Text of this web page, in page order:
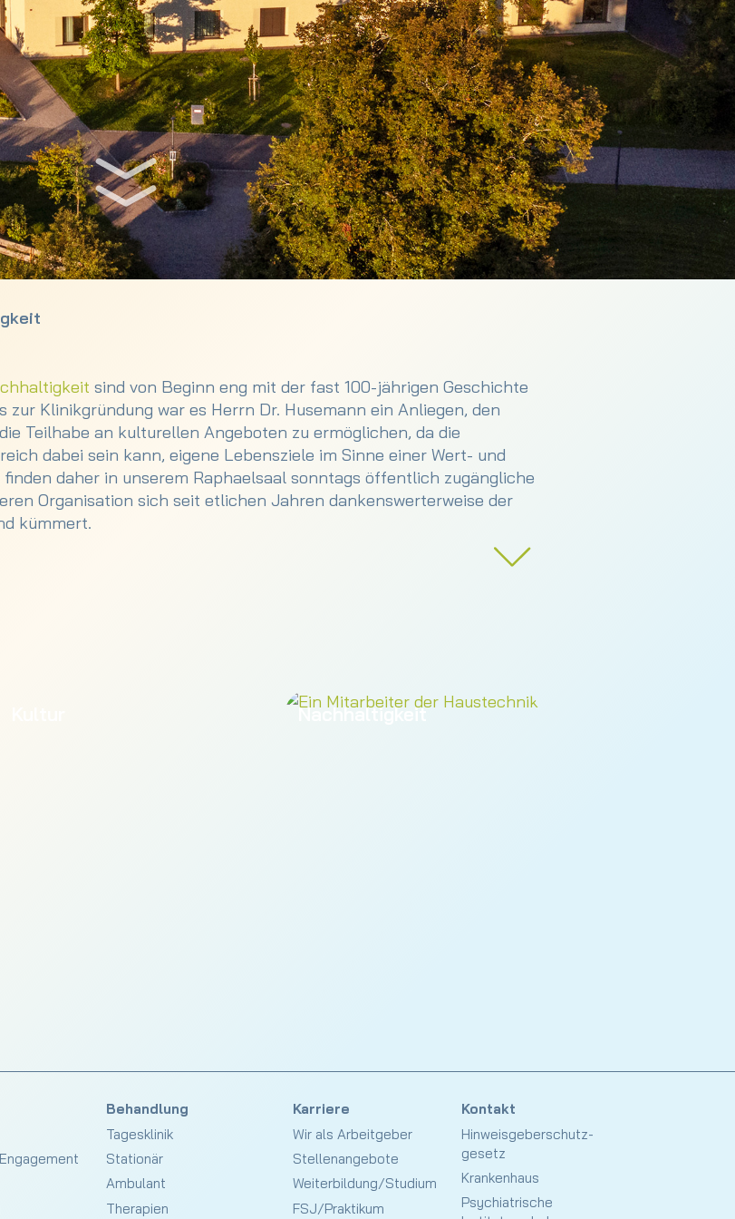
sind von Beginn eng mit der fast 100-jährigen Geschichte
Klinikgründung war es Herrn Dr. Husemann ein Anliegen, den
Teilhabe an kulturellen Angeboten zu ermöglichen, da die
dabei sein kann, eigene Lebensziele im Sinne einer Wert- und
daher in unserem Raphaelsaal sonntags öffentlich zugängliche
Organisation sich seit etlichen Jahren dankenswerterweise der
kümmert.
die in aller Regel von regionalen Herstellern und im Bereich
auf
, denn durch einen verantwortungsvollen und
erhalten wir unsere wirtschaftliche und ökologische Basis.
Nachhaltigkeit
Behandlung
Tagesklinik
Stationär
Ambulant
Therapien
Karriere
Wir als Arbeitgeber
Stellenangebote
Weiterbildung/Studium
FSJ/Praktikum
Kontakt
Hinweisgeberschutz­
gesetz
Krankenhaus
Psychiatrische